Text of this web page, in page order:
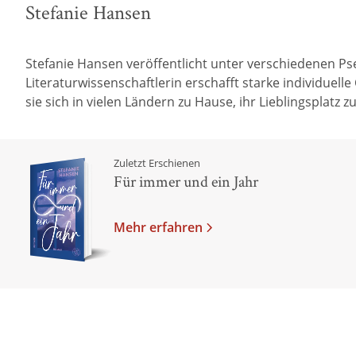
Stefanie Hansen
Stefanie Hansen veröffentlicht unter verschiedenen
Literaturwissenschaftlerin erschafft starke
sie sich in vielen Ländern zu Hause, ihr Lieblingsplatz
Zuletzt Erschienen
Für immer und ein Jahr
Mehr erfahren